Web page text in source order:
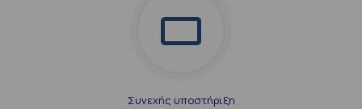
Συνεχής υποστήριξη